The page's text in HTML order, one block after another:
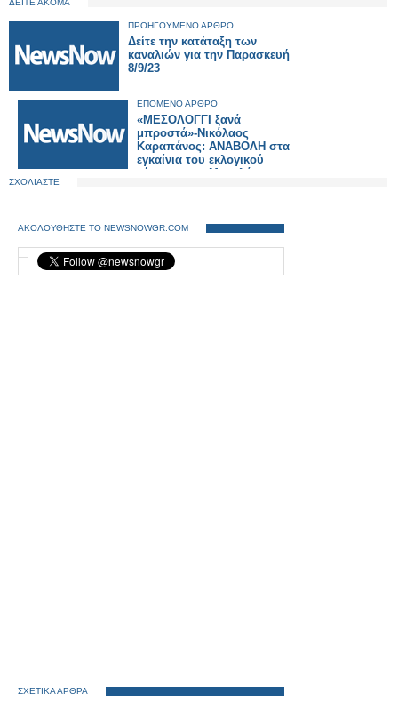
ΔΕΙΤΕ ΑΚΟΜΑ
ΠΡΟΗΓΟΥΜΕΝΟ ΑΡΘΡΟ
Δείτε την κατάταξη των
καναλιών για την Παρασκευή
8/9/23
ΕΠΟΜΕΝΟ ΑΡΘΡΟ
«ΜΕΣΟΛΟΓΓΙ ξανά
μπροστά»-Νικόλαος
Καραπάνος: ΑΝΑΒΟΛΗ στα
εγκαίνια του εκλογικού
κέντρου στο Μεσολόγγι.
ΣΧΟΛΙΑΣΤΕ
ΑΚΟΛΟΥΘΗΣΤΕ ΤΟ NEWSNOWGR.COM
ΣΧΕΤΙΚΑ ΑΡΘΡΑ